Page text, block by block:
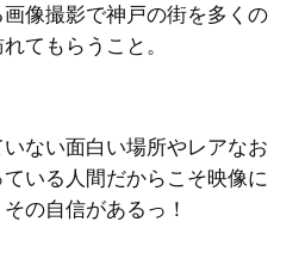
像撮影で神戸の街を多くの
てもらうこと。
ない面白い場所やレアなお
いる人間だからこそ映像に
の自信があるっ！